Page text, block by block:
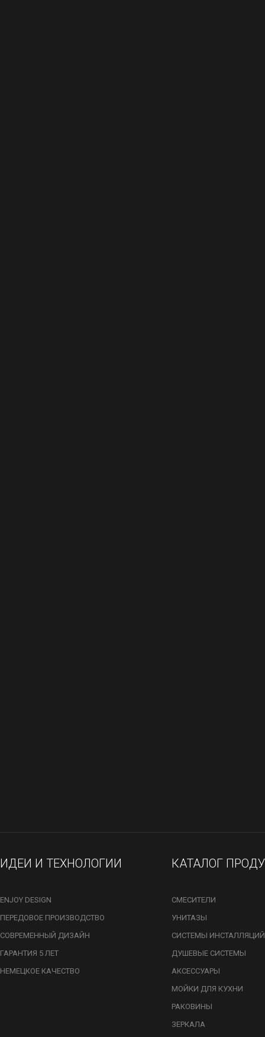
ИДЕИ И ТЕХНОЛОГИИ
ENJOY DESIGN
ПЕРЕДОВОЕ ПРОИЗВОДСТВО
СОВРЕМЕННЫЙ ДИЗАЙН
ГАРАНТИЯ 5 ЛЕТ
НЕМЕЦКОЕ КАЧЕСТВО
КАТАЛОГ
СМЕСИТЕЛИ
УНИТАЗЫ
СИСТЕМЫ ИНСТАЛЛЯЦИЙ
ДУШЕВЫЕ СИСТЕМЫ
АКСЕССУАРЫ
МОЙКИ ДЛЯ КУХНИ
РАКОВИНЫ
ЗЕРКАЛА